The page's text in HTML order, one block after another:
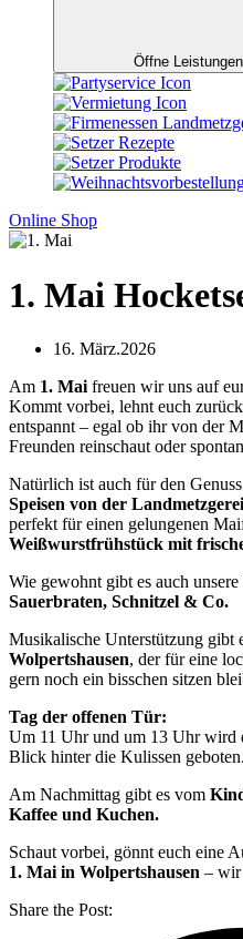
Öffne Leistungen
Online Shop
1. Mai
16. März.2026
Am 1. Mai freuen wir uns auf
Kommt vorbei, lehnt euch
entspannt – egal ob ihr von der
Freunden reinschaut oder
Natürlich ist auch für den
Speisen von der
perfekt für einen gelungenen
Weißwurstfrühstück mit
Wie gewohnt gibt es auch unsere
Sauerbraten, Schnitzel & Co.
Musikalische Unterstützung gibt
Wolpertshausen, der für eine
gern noch ein bisschen sitzen
Tag der offenen Tür:
Um 11 Uhr und um 13 Uhr wird
Blick hinter die Kulissen geboten.
Am Nachmittag gibt es vom
Kaffee und Kuchen.
Schaut vorbei, gönnt euch eine
1. Mai in Wolpertshausen – wir
Share the Post: